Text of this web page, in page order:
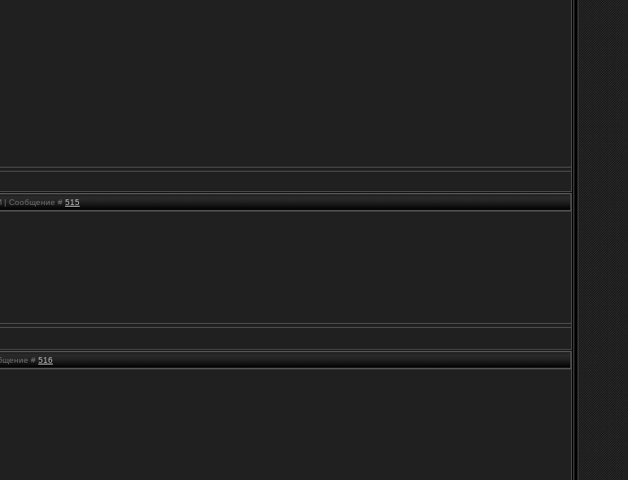
| Сообщение # 515
# 516